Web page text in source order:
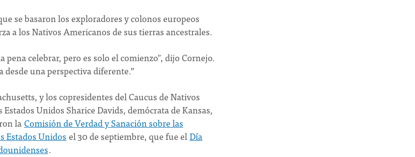
se basaron los exploradores y colonos europeos
a los Nativos Americanos de sus tierras ancestrales.
celebrar, pero es solo el comienzo", dijo Cornejo.
una perspectiva diferente.”
y los copresidentes del Caucus de Nativos
Unidos Sharice Davids, demócrata de Kansas,
la Comisión de Verdad y Sanación sobre las
Estados Unidos el 30 de septiembre, que fue elDía
.